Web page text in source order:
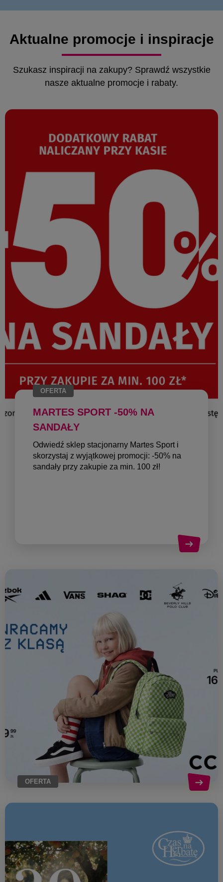
Aktualne promocje i inspiracje
Szukasz inspiracji na zakupy? Sprawdź wszystkie
nasze aktualne promocje i rabaty.
OFERTA
MARTES SPORT -50% NA
SANDAŁY
Odwiedź sklep stacjonarny Martes Sport i
skorzystaj z wyjątkowej promocji: -50% na
sandały przy zakupie za min. 100 zł!
OFERTA